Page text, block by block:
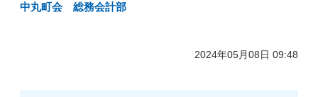
中丸町会 総務会計部
2024年05月08日 09:48